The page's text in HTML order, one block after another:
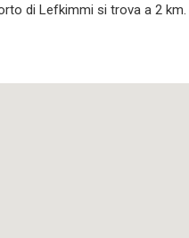
di Lefkimmi si trova a 2 km.